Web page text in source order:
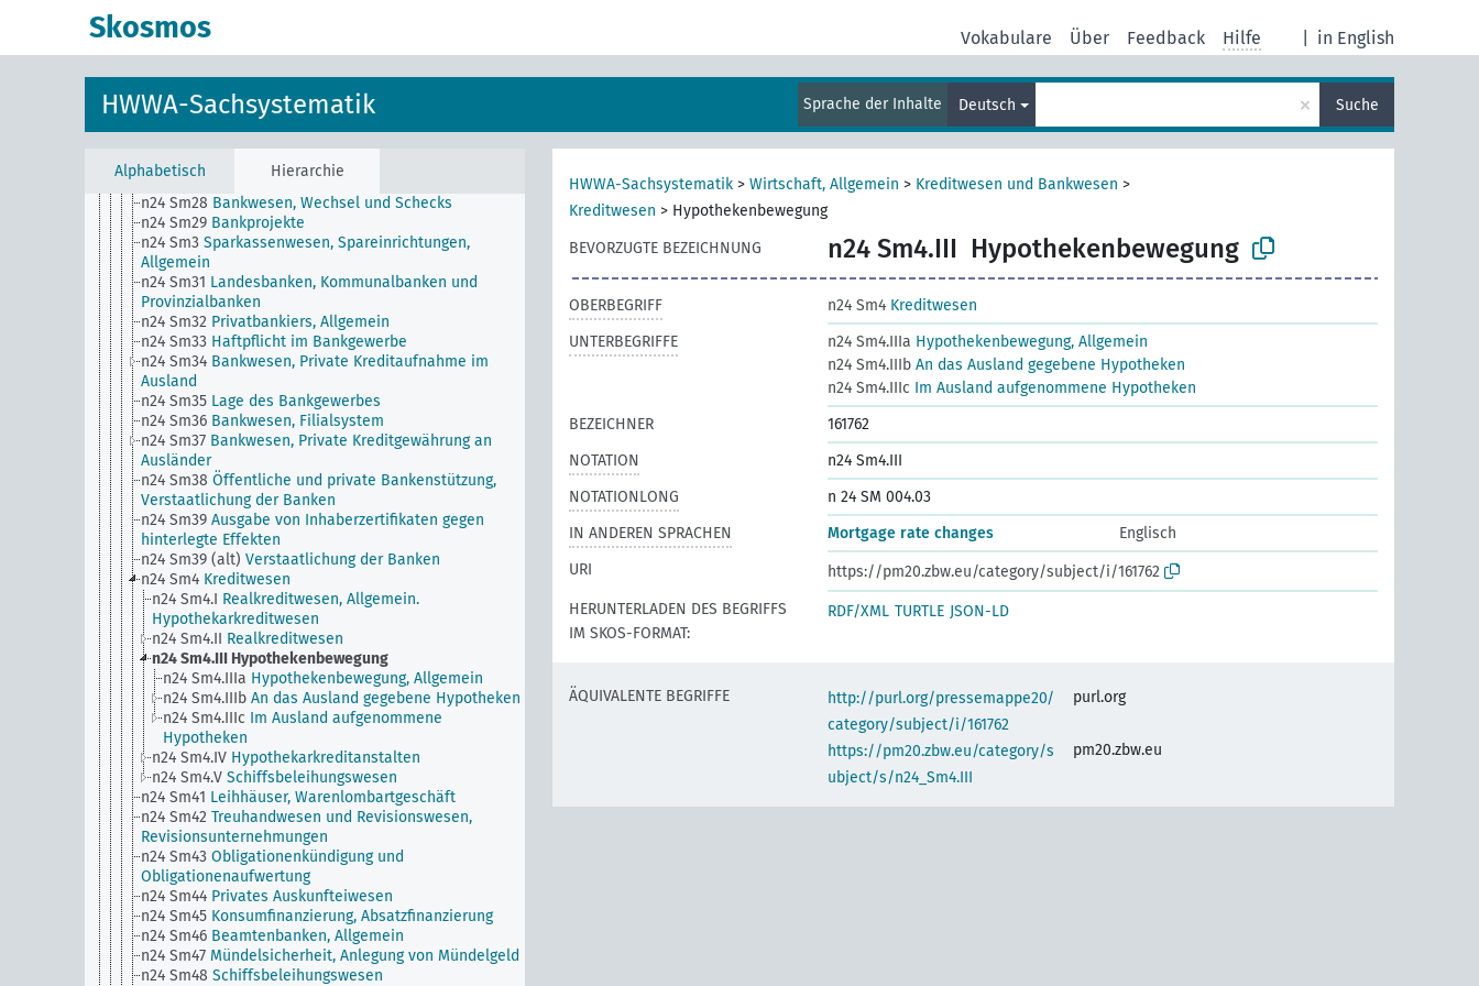
Skosmos in English
Vokabulare Über Feedback Hilfe
HWWA-Sachsystematik Sprache der Inhalte Deutsch × Suche
Alphabetisch Hierarchie
n24 Sm22
n24 Sm24 Bankwesen, Arbeitsstundenwert als
Rechnungseinheit
n24 Sm26
Bankgeheimnis
n24 Sm28 Bankwesen, Wechsel und Schecks
n24 Sm29 Bankprojekte
n24 Sm3 Sparkassenwesen, Spareinrichtungen,
Allgemein
n24 Sm31 Landesbanken, Kommunalbanken und
Provinzialbanken
n24 Sm32 Privatbankiers, Allgemein
n24 Sm33 Haftpflicht im Bankgewerbe
n24 Sm34 Bankwesen, Private Kreditaufnahme im
Ausland
n24 Sm35 Lage des Bankgewerbes
n24 Sm36 Bankwesen, Filialsystem
n24 Sm37 Bankwesen, Private Kreditgewährung an
Ausländer
n24 Sm38 Öffentliche und private Bankenstützung,
Verstaatlichung der Banken
n24 Sm39 Ausgabe von Inhaberzertifikaten gegen
hinterlegte Effekten
n24 Sm39 (alt) Verstaatlichung der Banken
n24 Sm4 Kreditwesen
n24 Sm4.I Realkreditwesen, Allgemein.
Hypothekarkreditwesen
n24 Sm4.II Realkreditwesen
n24 Sm4.III Hypothekenbewegung
n24 Sm4.IIIa Hypothekenbewegung, Allgemein
n24 Sm4.IIIb An das Ausland gegebene Hypotheken
n24 Sm4.IIIc Im Ausland aufgenommene
Hypotheken
n24 Sm4.IV Hypothekarkreditanstalten
n24 Sm4.V Schiffsbeleihungswesen
n24 Sm41 Leihhäuser, Warenlombartgeschäft
n24 Sm42 Treuhandwesen und Revisionswesen,
Revisionsunternehmungen
n24 Sm43 Obligationenkündigung und
Obligationenaufwertung
n24 Sm44 Privates Auskunfteiwesen
n24 Sm45 Konsumfinanzierung, Absatzfinanzierung
n24 Sm46 Beamtenbanken, Allgemein
n24 Sm47 Mündelsicherheit, Anlegung von Mündelgeld
n24 Sm48 Schiffsbeleihungswesen
HWWA-Sachsystematik > Wirtschaft, Allgemein > Kreditwesen und Bankwesen >
Kreditwesen > Hypothekenbewegung
BEVORZUGTE BEZEICHNUNG
n24 Sm4.III Hypothekenbewegung
OBERBEGRIFF n24 Sm4 Kreditwesen
UNTERBEGRIFFE
n24 Sm4.IIIa Hypothekenbewegung, Allgemein
n24 Sm4.IIIb An das Ausland gegebene Hypotheken
n24 Sm4.IIIc Im Ausland aufgenommene Hypotheken
BEZEICHNER
161762
NOTATION
n24 Sm4.III
NOTATIONLONG
n 24 SM 004.03
IN ANDEREN SPRACHEN
Mortgage rate changes
Englisch
URI
https://pm20.zbw.eu/category/subject/i/161762
HERUNTERLADEN DES BEGRIFFS
IM SKOS-FORMAT:
RDF/XML TURTLE JSON-LD
ÄQUIVALENTE BEGRIFFE
http://purl.org/pressemappe20/
category/subject/i/161762
purl.org
https://pm20.zbw.eu/category/s
ubject/s/n24_Sm4.III
pm20.zbw.eu